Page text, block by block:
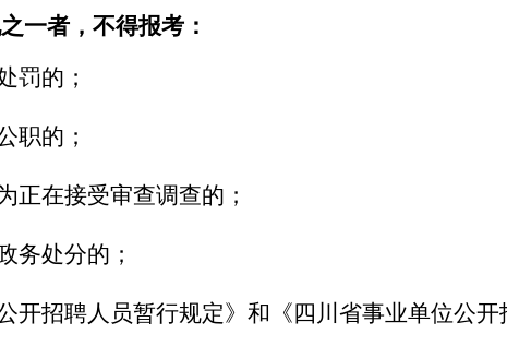
一者，不得报考：
罚的；
职的；
正在接受审查调查的；
务处分的；
开招聘人员暂行规定》和《四川省事业单位公